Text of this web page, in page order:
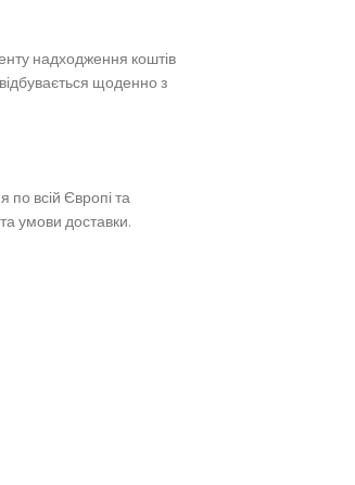
надходження коштів
щоденно з
всій Європі та
умови доставки.